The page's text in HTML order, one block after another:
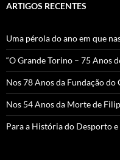
ARTIGOS RECENTES
Uma pérola do ano em que
“O Grande Torino – 75 Anos
Nos 78 Anos da Fundação
Nos 54 Anos da Morte de
Para a História do Desporto